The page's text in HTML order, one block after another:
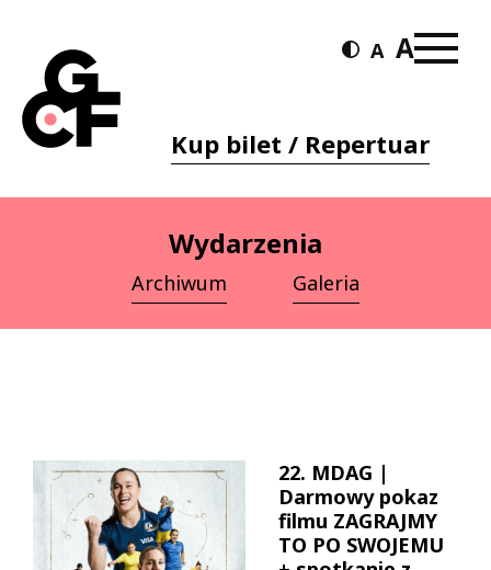
Kup bilet / Repertuar
Wydarzenia
Archiwum Galeria
22. MDAG |
Darmowy pokaz
filmu ZAGRAJMY
TO PO SWOJEMU